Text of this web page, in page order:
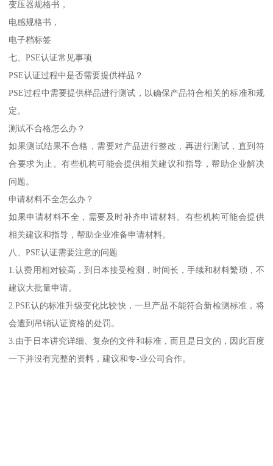
变压器规格书，
电感规格书，
电子档标签
七、PSE认证常见事项
PSE认证过程中是否需要提供样品？
PSE过程中需要提供样品进行测试，以确保产品符合相关的标准和规
定。
测试不合格怎么办？
如果测试结果不合格，需要对产品进行整改，再进行测试，直到符
合要求为止。有些机构可能会提供相关建议和指导，帮助企业解决
问题。
申请材料不全怎么办？
如果申请材料不全，需要及时补齐申请材料。有些机构可能会提供
相关建议和指导，帮助企业准备申请材料。
八、PSE认证需要注意的问题
1.认费用相对较高，到日本接受检测，时间长，手续和材料繁琐，不
建议大批量申请。
2.PSE认的标准升级变化比较快，一旦产品不能符合新检测标准，将
会遭到吊销认证资格的处罚。
3.由于日本讲究详细、复杂的文件和标准，而且是日文的，因此百度
一下并没有完整的资料，建议和专-业公司合作。